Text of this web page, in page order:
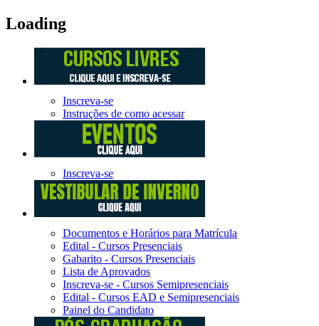
Loading
Inscreva-se
Instruções de como acessar
Inscreva-se
Documentos e Horários para Matrícula
Edital - Cursos Presenciais
Gabarito - Cursos Presenciais
Lista de Aprovados
Inscreva-se - Cursos Semipresenciais
Edital - Cursos EAD e Semipresenciais
Painel do Candidato